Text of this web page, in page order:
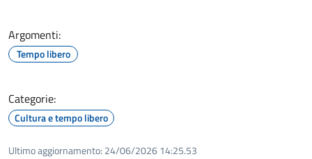
Argomenti:
Tempo libero
Categorie:
Cultura e tempo libero
Ultimo aggiornamento: 24/06/2026 14:25.53